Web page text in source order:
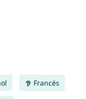
Francés